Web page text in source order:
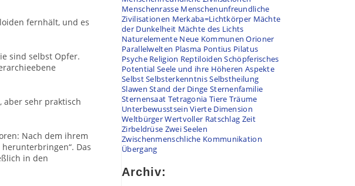
fernhält, und es
sind selbst Opfer.
aber sehr praktisch
Nach dem ihrem
Das
in den
Menschenrasse Menschenunfreundliche
Zivilisationen Merkaba=Lichtkörper Mächte
der Dunkelheit Mächte des Lichts
Naturelemente Neue Kommunen Orioner
Parallelwelten Plasma Pontius Pilatus
Psyche Religion Reptiloiden Schöpferisches
Potential Seele und ihre Höheren Aspekte
SelbstSelbsterkenntnisSelbstheilung
Slawen Stand der Dinge Sternenfamilie
Sternensaat Tetragonia Tiere Träume
Unterbewusstsein Vierte Dimension
WeltbürgerWertvoller Ratschlag Zeit
Zirbeldrüse Zwei Seelen
Zwischenmenschliche Kommunikation
Übergang
Archiv: